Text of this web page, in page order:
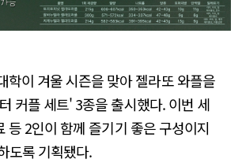
학이 겨울 시즌을 맞아 젤라또 와플을
커플 세트' 3종을 출시했다. 이번 세
등 2인이 함께 즐기기 좋은 구성이지
도록 기획됐다.